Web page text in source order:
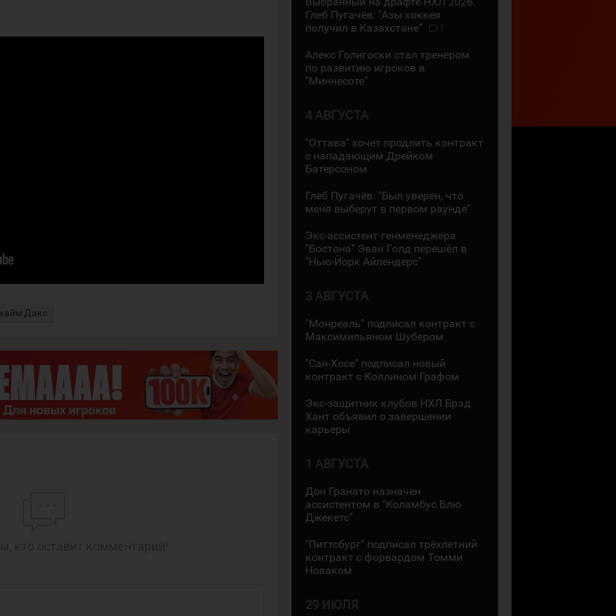
Дакс
Глеб Пугачёв: "Азы хоккея
получил в Казахстане"
Алекс Голигоски стал тренером
по развитию игроков в
"Миннесоте"
4 АВГУСТА
"Оттава" хочет продлить контракт
с нападающим Дрейком
Батерсоном
Глеб Пугачёв: "Был уверен, что
меня выберут в первом раунде"
Экс-ассистент генменеджера
"Бостона" Эван Голд перешёл в
"Нью-Йорк Айлендерс"
3 АВГУСТА
"Монреаль" подписал контракт с
Максимильяном Шубером
"Сан-Хосе" подписал новый
контракт с Коллином Графом
Экс-защитник клубов НХЛ Брэд
Хант объявил о завершении
карьеры
1 АВГУСТА
Дон Гранато назначен
ассистентом в "Коламбус Блю
Джекетс"
"Питтсбург" подписал трёхлетний
контракт с форвардом Томми
Новаком
29 ИЮЛЯ